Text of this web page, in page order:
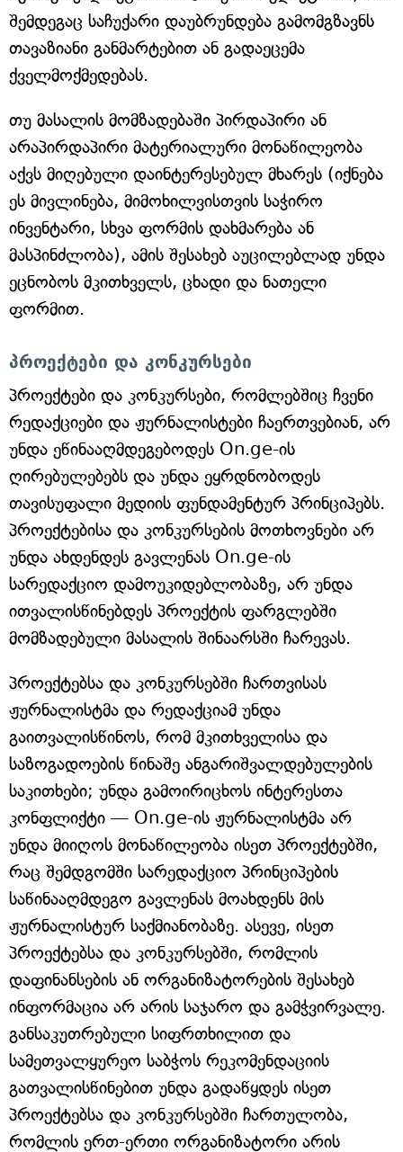
შემდეგაც საჩუქარი დაუბრუნდება გამომგზავნს
თავაზიანი განმარტებით ან გადაეცემა
ქველმოქმედებას.
თუ მასალის მომზადებაში პირდაპირი ან
არაპირდაპირი მატერიალური მონაწილეობა
აქვს მიღებული დაინტერესებულ მხარეს (იქნება
ეს მივლინება, მიმოხილვისთვის საჭირო
ინვენტარი, სხვა ფორმის დახმარება ან
მასპინძლობა), ამის შესახებ აუცილებლად უნდა
ეცნობოს მკითხველს, ცხადი და ნათელი
ფორმით.
პროექტები და კონკურსები
პროექტები და კონკურსები, რომლებშიც ჩვენი
რედაქციები და ჟურნალისტები ჩაერთვებიან, არ
უნდა ეწინააღმდეგებოდეს On.ge-ის
ღირებულებებს და უნდა ეყრდნობოდეს
თავისუფალი მედიის ფუნდამენტურ პრინციპებს.
პროექტებისა და კონკურსების მოთხოვნები არ
უნდა ახდენდეს გავლენას On.ge-ის
სარედაქციო დამოუკიდებლობაზე, არ უნდა
ითვალისწინებდეს პროექტის ფარგლებში
მომზადებული მასალის შინაარსში ჩარევას.
პროექტებსა და კონკურსებში ჩართვისას
ჟურნალისტმა და რედაქციამ უნდა
გაითვალისწინოს, რომ მკითხველისა და
საზოგადოების წინაშე ანგარიშვალდებულების
საკითხები; უნდა გამოირიცხოს ინტერესთა
კონფლიქტი — On.ge-ის ჟურნალისტმა არ
უნდა მიიღოს მონაწილეობა ისეთ პროექტებში,
რაც შემდგომში სარედაქციო პრინციპების
საწინააღმდეგო გავლენას მოახდენს მის
ჟურნალისტურ საქმიანობაზე. ასევე, ისეთ
პროექტებსა და კონკურსებში, რომლის
დაფინანსების ან ორგანიზატორების შესახებ
ინფორმაცია არ არის საჯარო და გამჭვირვალე.
განსაკუთრებული სიფრთხილით და
სამეთვალყურეო საბჭოს რეკომენდაციის
გათვალისწინებით უნდა გადაწყდეს ისეთ
პროექტებსა და კონკურსებში ჩართულობა,
რომლის ერთ-ერთი ორგანიზატორი არის